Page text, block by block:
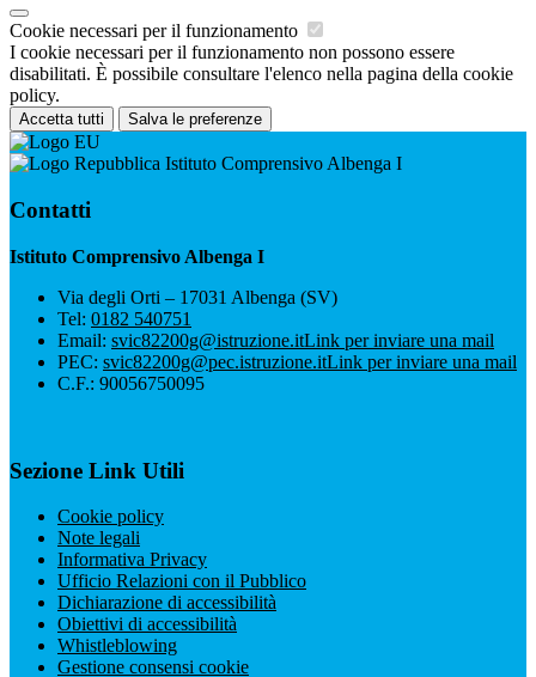
Cookie necessari per il funzionamento
I cookie necessari per il funzionamento non possono essere
disabilitati. È possibile consultare l'elenco nella pagina della cookie
policy.
Accetta tutti Salva le preferenze
Istituto Comprensivo Albenga I
Contatti
Istituto Comprensivo Albenga I
Via degli Orti – 17031 Albenga (SV)
Tel: 0182 540751
Email: svic82200g@istruzione.itLink per inviare una mail
PEC: svic82200g@pec.istruzione.itLink per inviare una mail
C.F.: 90056750095
Sezione Link Utili
Cookie policy
Note legali
Informativa Privacy
Ufficio Relazioni con il Pubblico
Dichiarazione di accessibilità
Obiettivi di accessibilità
Whistleblowing
Gestione consensi cookie